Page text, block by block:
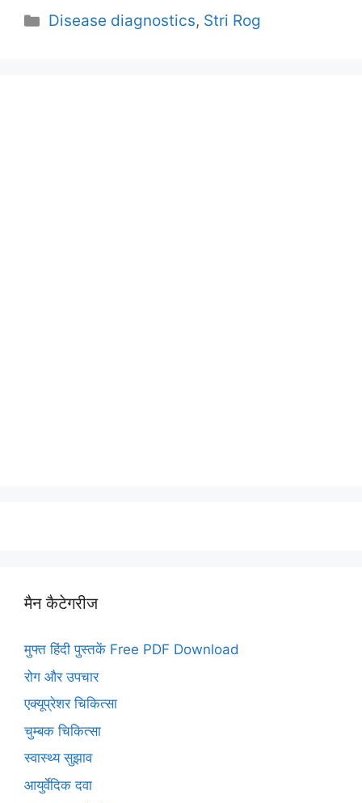
Categories
Disease diagnostics, Stri Rog
मैन कैटेगरीज
मुफ्त हिंदी पुस्तकें Free PDF Download
रोग और उपचार
एक्यूप्रेशर चिकित्सा
चुम्बक चिकित्सा
स्वास्थ्य सुझाव
आयुर्वेदिक दवा